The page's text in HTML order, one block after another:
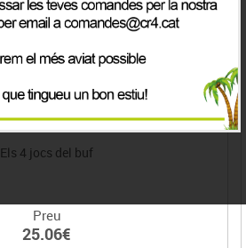
Els 4 jocs del buf
Preu
25.06€